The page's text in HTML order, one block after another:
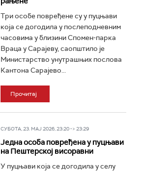
Три особе повређене су у пуцњави
која се догодила у послеподневним
часовима у близини Спомен-парка
Враца у Сарајеву, саопштило је
Министарство унутрашњих послова
Кантона Сарајево...
Прочитај
СУБОТА, 23. МАЈ 2026, 23:20 -> 23:29
Једна особа повређена у пуцњави
на Пештерској висоравни
У пуцњави која се догодила у селу